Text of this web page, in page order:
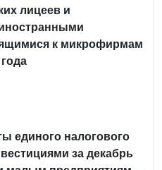
лицеев и
к микрофирмам
единого налогового
за декабрь